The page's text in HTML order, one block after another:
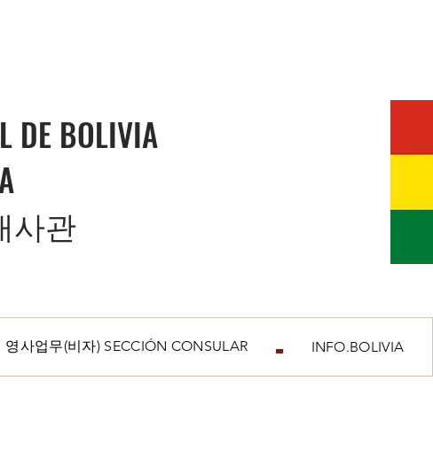
DE BOLIVIA
사관
영사업무(비자) SECCIÓN CONSULAR INFO.BOLIVIA